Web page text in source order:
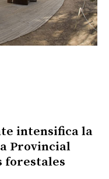
intensifica la
Provincial
forestales